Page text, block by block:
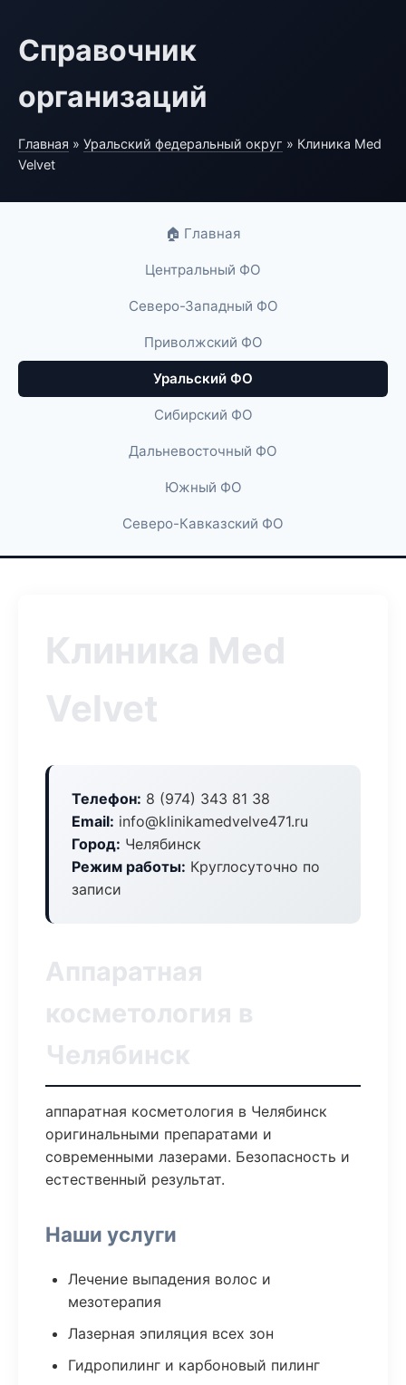
Справочник
организаций
Главная » Уральский федеральный округ » Клиника Med
Velvet
🏠 Главная
Центральный ФО
Северо-Западный ФО
Приволжский ФО
Уральский ФО
Сибирский ФО
Дальневосточный ФО
Южный ФО
Северо-Кавказский ФО
Клиника Med
Velvet
Телефон: 8 (974) 343 81 38
Email: info@klinikamedvelve471.ru
Город: Челябинск
Режим работы: Круглосуточно по
записи
Аппаратная
косметология в
Челябинск
аппаратная косметология в Челябинск
оригинальными препаратами и
современными лазерами. Безопасность и
естественный результат.
Наши услуги
Лечение выпадения волос и
мезотерапия
Лазерная эпиляция всех зон
Гидропилинг и карбоновый пилинг